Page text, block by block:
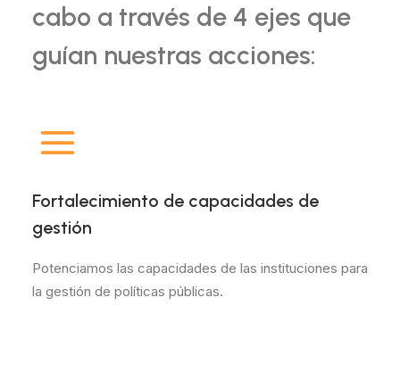
cabo a través de 4 ejes que
guían nuestras acciones:
Fortalecimiento de capacidades de
gestión
Potenciamos las capacidades de las instituciones para
la gestión de políticas públicas.